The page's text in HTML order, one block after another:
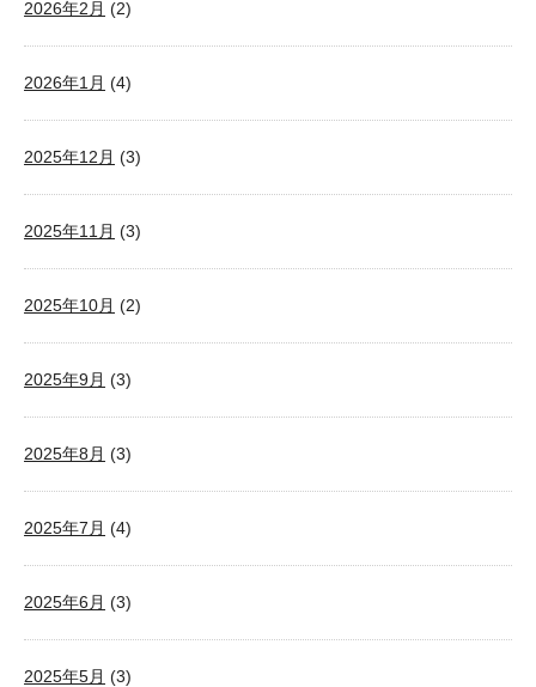
2026年2月 (2)
2026年1月 (4)
2025年12月 (3)
2025年11月 (3)
2025年10月 (2)
2025年9月 (3)
2025年8月 (3)
2025年7月 (4)
2025年6月 (3)
2025年5月 (3)